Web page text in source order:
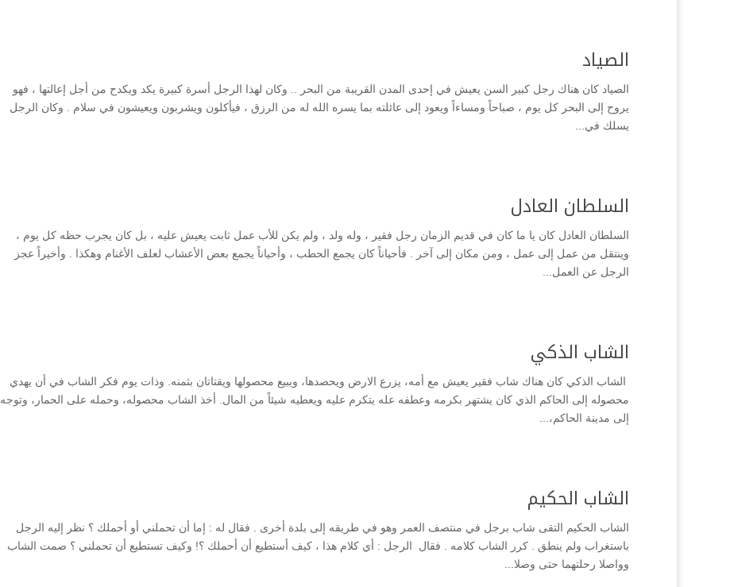
الصياد
الصياد كان هناك رجل كبير السن يعيش في إحدى المدن القريبة من البحر .. وكان لهذا الرجل أسرة كبيرة يكد ويكدح من أجل إعالتها ، فهو
يروح إلى البحر كل يوم ، صباحاً ومساءاً ويعود إلى عائلته بما يسره الله له من الرزق ، فيأكلون ويشربون ويعيشون في سلام . وكان الرجل
يسلك في...
السلطان العادل
السلطان العادل كان يا ما كان في قديم الزمان رجل فقير ، وله ولد ، ولم يكن للأب عمل ثابت يعيش عليه ، بل كان يجرب حظه كل يوم ،
وينتقل من عمل إلى عمل ، ومن مكان إلى آخر . فأحياناً كان يجمع الحطب ، وأحياناً يجمع بعض الأعشاب لعلف الأغنام وهكذا . وأخيراً عجز
الرجل عن العمل...
الشاب الذكي
الشاب الذكي كان هناك شاب فقير يعيش مع أمه، يزرع الارض ويحصدها، ويبيع محصولها ويقتاتان بثمنه. وذات يوم فكر الشاب في أن يهدي
محصوله إلى الحاكم الذي كان يشتهر بكرمه وعطفه عله يتكرم عليه ويعطيه شيئاً من المال. أخذ الشاب محصوله، وحمله على الحمار، وتوجه
إلى مدينة الحاكم،...
الشاب الحكيم
الشاب الحكيم التقى شاب برجل في منتصف العمر وهو في طريقه إلى بلدة أخرى . فقال له : إما أن تحملني أو أحملك ؟ نظر إليه الرجل
باستغراب ولم ينطق . كرر الشاب كلامه . فقال الرجل : أي كلام هذا ، كيف أستطيع أن أحملك ؟! وكيف تستطيع أن تحملني ؟ صمت الشاب
وواصلا رحلتهما حتى وصلا...